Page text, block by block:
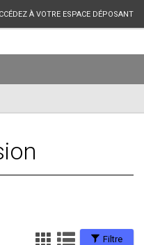
À VOTRE ESPACE DÉPOSANT
Filtre